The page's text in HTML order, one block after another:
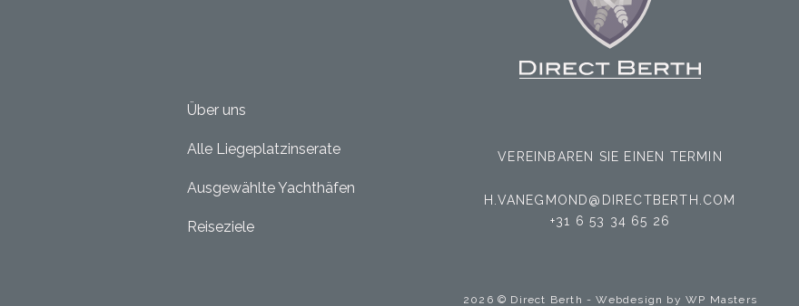
Über uns
Alle Liegeplatzinserate
Ausgewählte Yachthäfen
Reiseziele
VEREINBAREN SIE EINEN TERMIN
H.VANEGMOND@DIRECTBERTH.COM
+31 6 53 34 65 26
2026 © Direct Berth - Webdesign by WP Masters